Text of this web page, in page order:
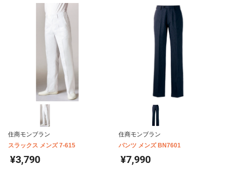
住商モンブラン
スラックス メンズ 7-615
¥3,790
住商モンブラン
パンツ メンズ BN7601
¥7,990